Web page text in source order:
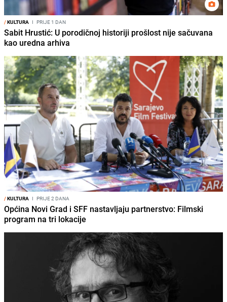
/KULTURA I PRIJE 1 DAN
Sabit Hrustić: U porodičnoj historiji prošlost nije sačuvana
kao uredna arhiva
/KULTURA I PRIJE 2 DANA
Općina Novi Grad i SFF nastavljaju partnerstvo: Filmski
program na tri lokacije